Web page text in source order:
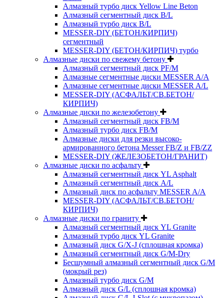
Алмазный турбо диск Yellow Line Beton
Алмазный сегментный диск B/L
Алмазный турбо диск B/L
MESSER-DIY (БЕТОН/КИРПИЧ)
сегментный
MESSER-DIY (БЕТОН/КИРПИЧ) турбо
Алмазные диски по свежему бетону
Алмазный сегментный диск PF/M
Алмазные сегментные диски MESSER A/A
Алмазные сегментные диски MESSER A/L
MESSER-DIY (АСФАЛЬТ/СВ.БЕТОН/
КИРПИЧ)
Алмазные диски по железобетону
Алмазный сегментный диск FB/M
Алмазный турбо диск FB/M
Алмазные диски для резки высоко-
армированного бетона Messer FB/Z и FB/ZZ
MESSER-DIY (ЖЕЛЕЗОБЕТОН/ГРАНИТ)
Алмазные диски по асфальту
Алмазный сегментный диск YL Asphalt
Алмазный сегментный диск A/L
Алмазный диск по асфальту MESSER A/A
MESSER-DIY (АСФАЛЬТ/СВ.БЕТОН/
КИРПИЧ)
Алмазные диски по граниту
Алмазный сегментный диск YL Granite
Алмазный турбо диск YL Granite
Алмазный диск G/X-J (сплошная кромка)
Алмазный сегментный диск G/M-Dry
Бесшумный алмазный сегментный диск G/M
(мокрый рез)
Алмазный турбо диск G/M
Алмазный диск G/L (сплошная кромка)